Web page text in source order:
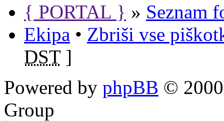
{ PORTAL } » Seznam
Ekipa • Zbriši vse
DST]
Powered by phpBB ©
Group